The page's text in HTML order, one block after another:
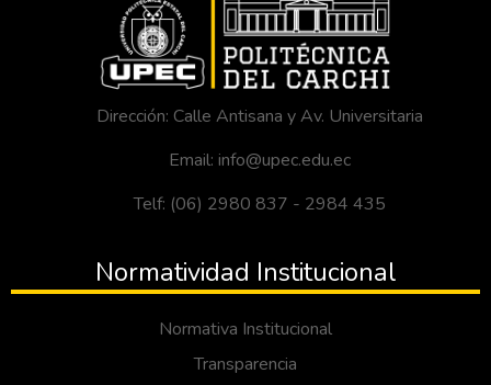
Dirección: Calle Antisana y Av. Universitaria
Email: info@upec.edu.ec
Telf: (06) 2980 837 - 2984 435
Normatividad Institucional
Normativa Institucional
Transparencia